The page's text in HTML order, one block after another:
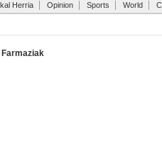
Herria Opinion Sports World
Farmaziak